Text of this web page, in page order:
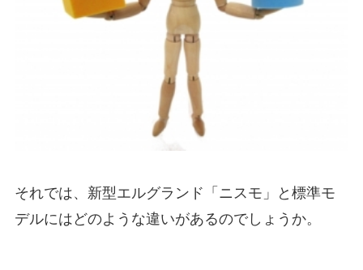
それでは、新型エルグランド「ニスモ」と標準モ
デルにはどのような違いがあるのでしょうか。